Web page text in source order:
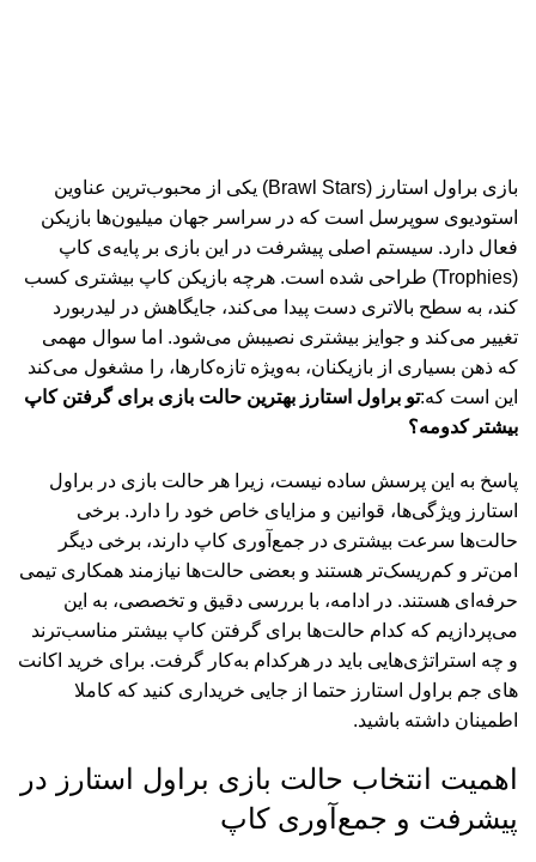
بازی براول استارز (Brawl Stars)
یکی از محبوب‌ترین عناوین
استودیوی سوپرسل است که در سراسر جهان میلیون‌ها بازیکن
فعال دارد. سیستم اصلی پیشرفت در این بازی بر پایه‌ی کاپ
(Trophies)
طراحی شده است. هرچه بازیکن کاپ بیشتری کسب
کند، به سطح بالاتری دست پیدا می‌کند، جایگاهش در لیدربورد
تغییر می‌کند و جوایز بیشتری نصیبش می‌شود. اما سوال مهمی
که ذهن بسیاری از بازیکنان، به‌ویژه تازه‌کارها، را مشغول می‌کند
این است که:تو براول استارز بهترین حالت بازی برای گرفتن کاپ
بیشتر کدومه؟
پاسخ به این پرسش ساده نیست، زیرا هر حالت بازی در براول
استارز ویژگی‌ها، قوانین و مزایای خاص خود را دارد. برخی
حالت‌ها سرعت بیشتری در جمع‌آوری کاپ دارند، برخی دیگر
امن‌تر و کم‌ریسک‌تر هستند و بعضی حالت‌ها نیازمند همکاری تیمی
حرفه‌ای هستند. در ادامه، با بررسی دقیق و تخصصی، به این
می‌پردازیم که کدام حالت‌ها برای گرفتن کاپ بیشتر مناسب‌ترند
و چه استراتژی‌هایی باید در هرکدام به‌کار گرفت. برای خرید اکانت
های جم براول استارز حتما از جایی خریداری کنید که کاملا
اطمینان داشته باشید.
اهمیت انتخاب حالت بازی براول استارز در
پیشرفت و جمع‌آوری کاپ